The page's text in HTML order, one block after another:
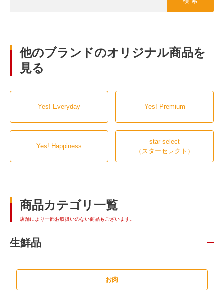
他のブランドのオリジナル商品を
見る
Yes! Everyday Yes! Premium
Yes! Happiness
star select
（スターセレクト）
商品カテゴリ一覧
店舗により一部お取扱いのない商品もございます。
生鮮品
お肉